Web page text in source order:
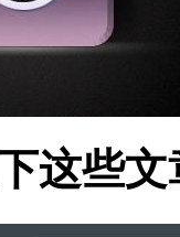
这些